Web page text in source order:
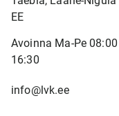
EE
Avoinna Ma-Pe 08:00
16:30
info@lvk.ee